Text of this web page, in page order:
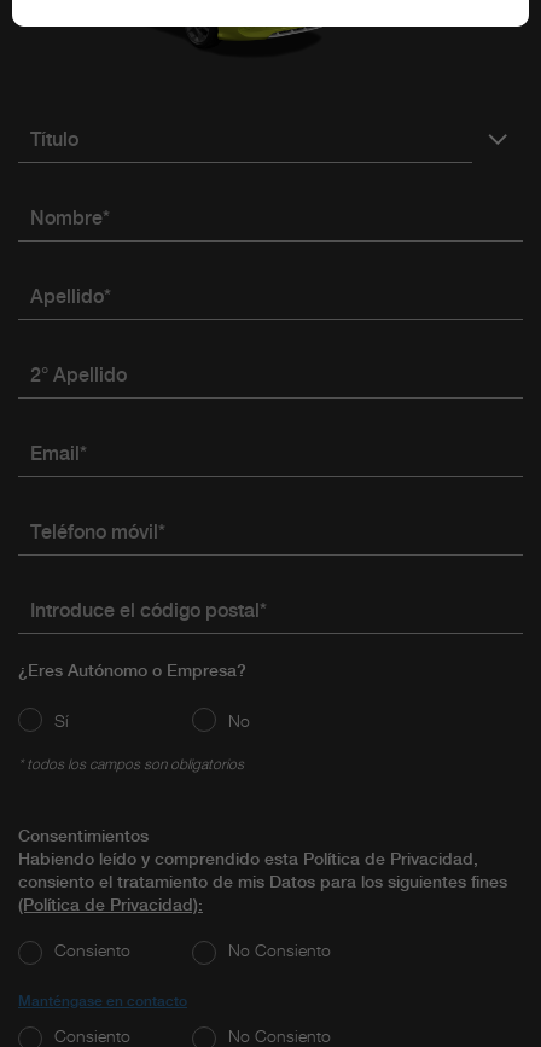
Título
Nombre*
Apellido*
2° Apellido
Email*
Teléfono móvil*
Introduce el código postal*
¿Eres Autónomo o Empresa?
Sí No
* todos los campos son obligatorios
Consentimientos
Habiendo leído y comprendido esta Política de Privacidad,
consiento el tratamiento de mis Datos para los siguientes fines
(Política de Privacidad):
Consiento No Consiento
Manténgase en contacto
Consiento No Consiento